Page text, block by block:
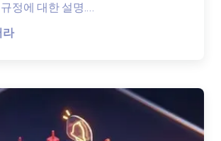
정에 대한 설명.…
라